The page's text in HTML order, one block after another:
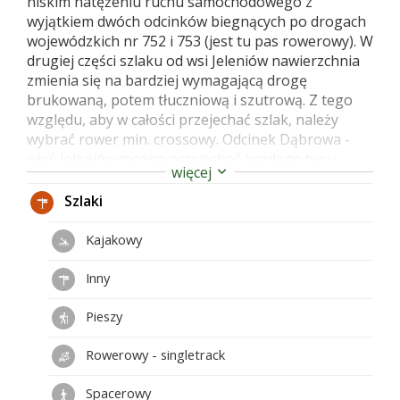
wyjątkiem dwóch odcinków biegnących po drogach
wojewódzkich nr 752 i 753 (jest tu pas rowerowy). W
drugiej części szlaku od wsi Jeleniów nawierzchnia
zmienia się na bardziej wymagającą drogę
brukowaną, potem tłuczniową i szutrową. Z tego
względu, aby w całości przejechać szlak, należy
wybrać rower min. crossowy. Odcinek Dąbrowa -
rowerem (rekomendowany rower szosowy).
Wybierając się na trasę należy również wziąć pod
uwagę dość duże przewyższenia, które na całym
szlaku dochodzą do 1000m.
Czerwony szlak rowerowy prowadzi przez serce
Gór Świętokrzyskich. Dojechać nim można do
jednych z najbardziej atrakcyjnych turystycznie
miejscowości regionu: Ciekot, Świętej Katarzyny,
Nowej Słupi zlokalizowanych u podnóża Łysogór i
Świętego Krzyża. Tu znajduje się Świętokrzyski
Park Narodowy. Ponadto trasa przecina Pasmo
więcej
Szlaki
Kajakowy
Inny
Pieszy
Rowerowy - singletrack
Spacerowy